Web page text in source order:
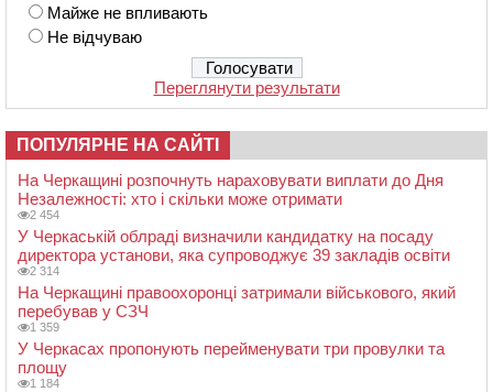
Майже не впливають
Не відчуваю
Переглянути результати
ПОПУЛЯРНЕ НА САЙТІ
На Черкащині розпочнуть нараховувати виплати до Дня
Незалежності: хто і скільки може отримати
2 454
У Черкаській облраді визначили кандидатку на посаду
директора установи, яка супроводжує 39 закладів освіти
2 314
На Черкащині правоохоронці затримали військового, який
перебував у СЗЧ
1 359
У Черкасах пропонують перейменувати три провулки та
площу
1 184